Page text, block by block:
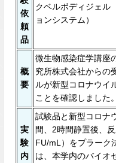
依
頼
品
クベルボディジェル
ョンシステム）
概
要
微生物感染症学講座
究所株式会社からの
ルが新型コロナウイ
ことを確認しました。
実
験
内
試験品と新型コロナ
間、2時間静置後、
FU/mL）をプラーク
は、本学内のバイオ